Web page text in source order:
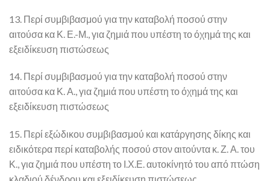
13. Περί συμβιβασμού για την καταβολή ποσού στην
αιτούσα κα Κ. Ε.-Μ., για ζημιά που υπέστη το όχημά της και
εξειδίκευση πιστώσεως
14. Περί συμβιβασμού για την καταβολή ποσού στην
αιτούσα κα Κ. Α., για ζημιά που υπέστη το όχημά της και
εξειδίκευση πιστώσεως
15. Περί εξώδικου συμβιβασμού και κατάργησης δίκης και
ειδικότερα περί καταβολής ποσού στον αιτούντα κ. Ζ. Α. του
Κ., για ζημιά που υπέστη το Ι.Χ.Ε. αυτοκίνητό του από πτώση